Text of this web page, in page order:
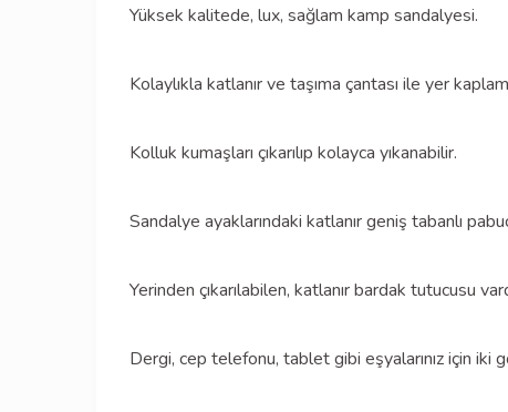
Yüksek kalitede, lux, sağlam kamp sandalyesi.
Kolaylıkla katlanır ve taşıma çantası ile yer
Kolluk kumaşları çıkarılıp kolayca yıkanabilir.
Sandalye ayaklarındaki katlanır geniş tabanlı
Yerinden çıkarılabilen, katlanır bardak tutucusu
Dergi, cep telefonu, tablet gibi eşyalarınız için iki